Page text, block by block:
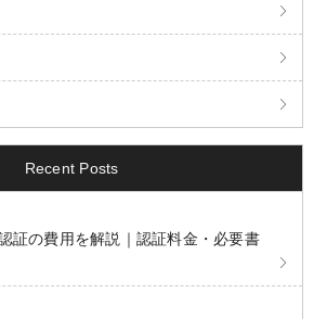
Recent Posts
証の費用を解説｜認証料金・必要書